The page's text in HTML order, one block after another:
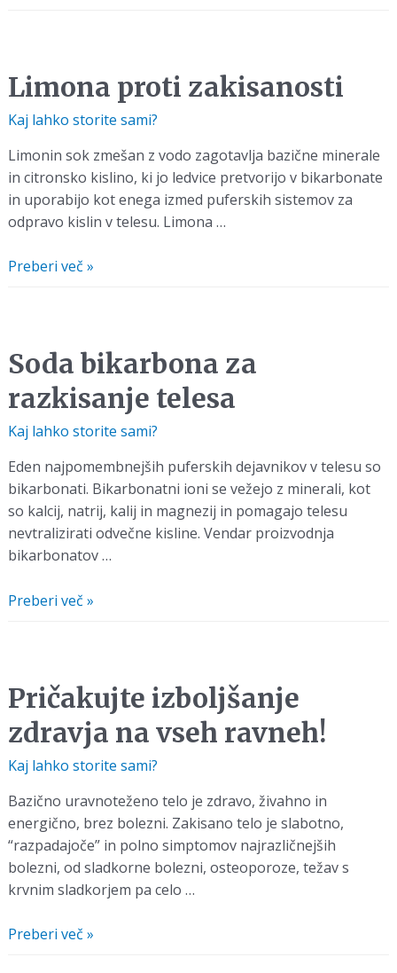
Limona proti zakisanosti
Kaj lahko storite sami?
Limonin sok zmešan z vodo zagotavlja bazične minerale
in citronsko kislino, ki jo ledvice pretvorijo v bikarbonate
in uporabijo kot enega izmed puferskih sistemov za
odpravo kislin v telesu. Limona …
Limona
Preberi več »
Soda bikarbona za
razkisanje telesa
Kaj lahko storite sami?
Eden najpomembnejših puferskih dejavnikov v telesu so
bikarbonati. Bikarbonatni ioni se vežejo z minerali, kot
so kalcij, natrij, kalij in magnezij in pomagajo telesu
nevtralizirati odvečne kisline. Vendar proizvodnja
bikarbonatov …
Soda
telesa
Preberi več »
Pričakujte izboljšanje
zdravja na vseh ravneh!
Kaj lahko storite sami?
Bazično uravnoteženo telo je zdravo, živahno in
energično, brez bolezni. Zakisano telo je slabotno,
“razpadajoče” in polno simptomov najrazličnejših
bolezni, od sladkorne bolezni, osteoporoze, težav s
krvnim sladkorjem pa celo …
Pričakujte
Preberi več »